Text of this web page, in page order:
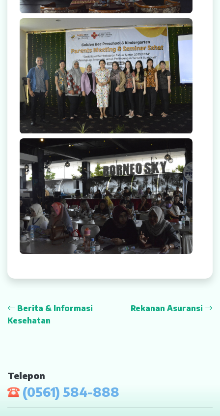
Berita & Informasi
Kesehatan
Rekanan Asuransi
Telepon
(0561) 584-888